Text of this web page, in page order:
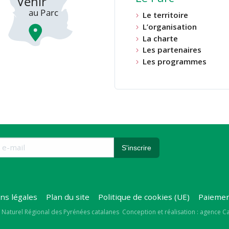
Le territoire
L’organisation
La charte
Les partenaires
Les programmes
légales Plan du site Politique de cookies (UE)
Régional des Pyrénées catalanes Conception et réalisation : agence